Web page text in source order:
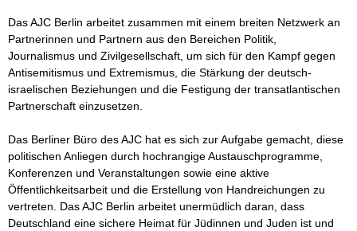
Das AJC Berlin arbeitet zusammen mit einem breiten Netzwerk an
Partnerinnen und Partnern aus den Bereichen Politik,
Journalismus und Zivilgesellschaft, um sich für den Kampf gegen
Antisemitismus und Extremismus, die Stärkung der deutsch-
israelischen Beziehungen und die Festigung der transatlantischen
Partnerschaft einzusetzen.
Das Berliner Büro des AJC hat es sich zur Aufgabe gemacht, diese
politischen Anliegen durch hochrangige Austauschprogramme,
Konferenzen und Veranstaltungen sowie eine aktive
Öffentlichkeitsarbeit und die Erstellung von Handreichungen zu
vertreten. Das AJC Berlin arbeitet unermüdlich daran, dass
Deutschland eine sichere Heimat für Jüdinnen und Juden ist und